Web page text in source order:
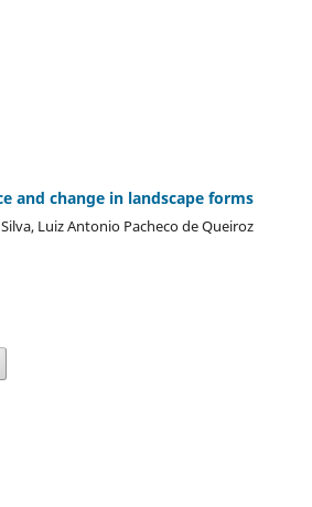
and change in landscape forms
Luiz Antonio Pacheco de Queiroz